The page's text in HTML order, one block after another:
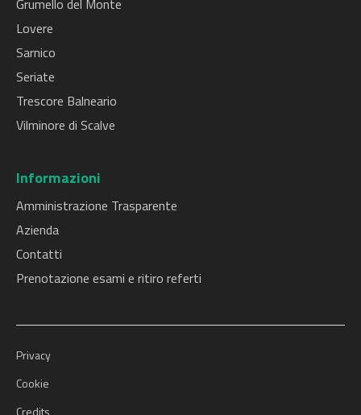
Lovere
Sarnico
Seriate
Trescore Balneario
Vilminore di Scalve
Informazioni
Amministrazione Trasparente
Azienda
Contatti
Prenotazione esami e ritiro referti
Privacy
Cookie
Credits